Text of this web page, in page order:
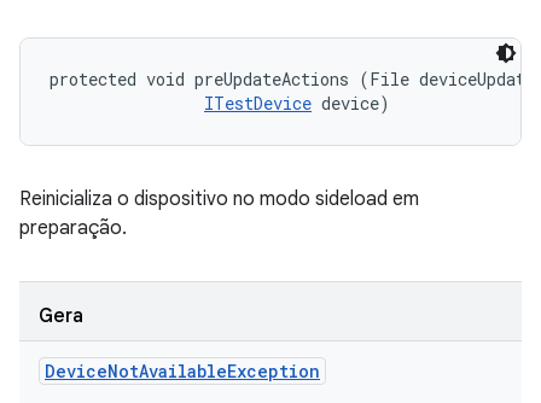
protected void preUpdateActions (File
ITestDevice device)
Reinicializa o dispositivo no modo sideload em
preparação.
Gera
DeviceNotAvailableException